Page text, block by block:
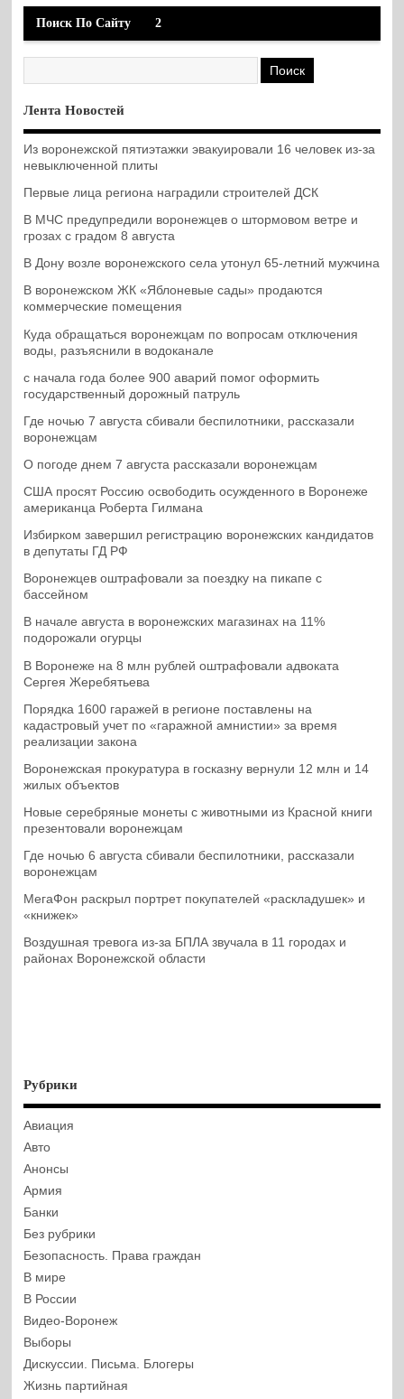
Поиск По Сайту 2
Лента Новостей
Из воронежской пятиэтажки эвакуировали 16 человек из-за
невыключенной плиты
Первые лица региона наградили строителей ДСК
В МЧС предупредили воронежцев о штормовом ветре и
грозах с градом 8 августа
В Дону возле воронежского села утонул 65-летний мужчина
В воронежском ЖК «Яблоневые сады» продаются
коммерческие помещения
Куда обращаться воронежцам по вопросам отключения
воды, разъяснили в водоканале
с начала года более 900 аварий помог оформить
государственный дорожный патруль
Где ночью 7 августа сбивали беспилотники, рассказали
воронежцам
О погоде днем 7 августа рассказали воронежцам
США просят Россию освободить осужденного в Воронеже
американца Роберта Гилмана
Избирком завершил регистрацию воронежских кандидатов
в депутаты ГД РФ
Воронежцев оштрафовали за поездку на пикапе с
бассейном
В начале августа в воронежских магазинах на 11%
подорожали огурцы
В Воронеже на 8 млн рублей оштрафовали адвоката
Сергея Жеребятьева
Порядка 1600 гаражей в регионе поставлены на
кадастровый учет по «гаражной амнистии» за время
реализации закона
Воронежская прокуратура в госказну вернули 12 млн и 14
жилых объектов
Новые серебряные монеты с животными из Красной книги
презентовали воронежцам
Где ночью 6 августа сбивали беспилотники, рассказали
воронежцам
МегаФон раскрыл портрет покупателей «раскладушек» и
«книжек»
Воздушная тревога из-за БПЛА звучала в 11 городах и
районах Воронежской области
Рубрики
Авиация
Авто
Анонсы
Армия
Банки
Без рубрики
Безопасность. Права граждан
В мире
В России
Видео-Воронеж
Выборы
Дискуссии. Письма. Блогеры
Жизнь партийная